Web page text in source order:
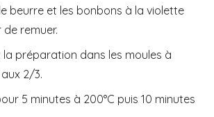
beurre et les bonbons à la violette
remuer.
la préparation dans les moules à
2/3.
5 minutes à 200°C puis 10 minutes